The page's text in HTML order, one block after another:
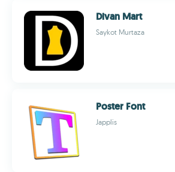
Divan Mart
Saykot Murtaza
Poster Font
Japplis